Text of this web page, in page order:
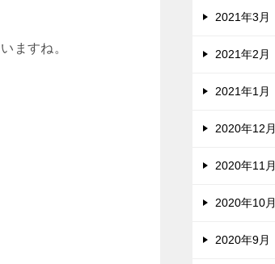
ますね。
2021年3月
2021年2月
2021年1月
2020年12月
2020年11月
2020年10月
2020年9月